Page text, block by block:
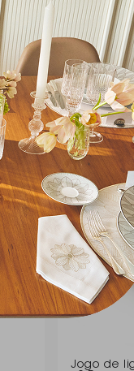
Joseph
Joseph Joseph
R$ 129,00
Jogo de